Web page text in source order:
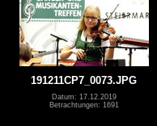
191211CP7_0073.JPG
Datum: 17.12.2019
Betrachtungen: 1691